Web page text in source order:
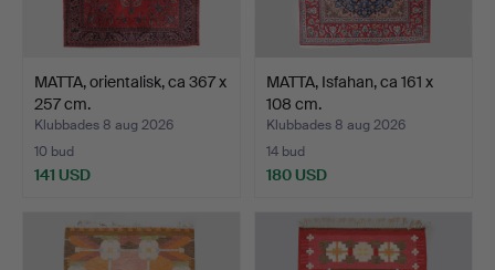
MATTA, orientalisk, ca 367 x
257 cm.
Klubbades 8 aug 2026
10 bud
141 USD
MATTA, Isfahan, ca 161 x
108 cm.
Klubbades 8 aug 2026
14 bud
180 USD